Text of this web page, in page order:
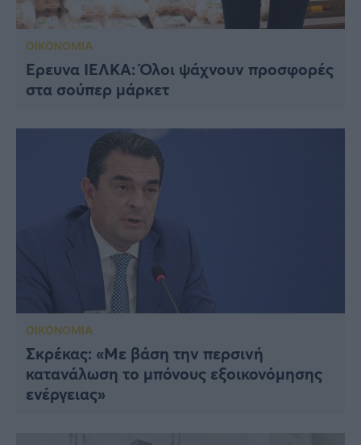
ΟΙΚΟΝΟΜΙΑ
Έρευνα ΙΕΛΚΑ: Όλοι ψάχνουν προσφορές
στα σούπερ μάρκετ
ΟΙΚΟΝΟΜΙΑ
Σκρέκας: «Με βάση την περσινή
κατανάλωση το μπόνους εξοικονόμησης
ενέργειας»